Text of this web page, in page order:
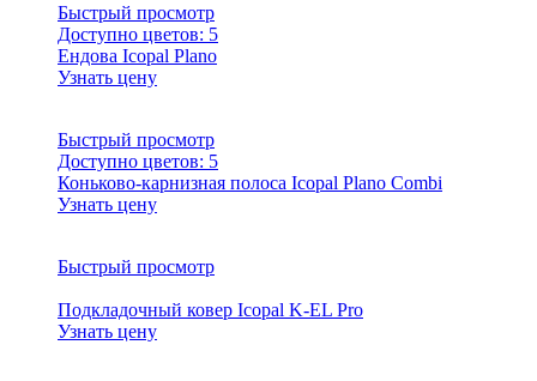
Быстрый просмотр
Доступно цветов: 5
Ендова Icopal Plano
Узнать цену
Быстрый просмотр
Доступно цветов: 5
Коньково-карнизная полоса Icopal Plano Combi
Узнать цену
Быстрый просмотр
Подкладочный ковер Icopal K-EL Pro
Узнать цену